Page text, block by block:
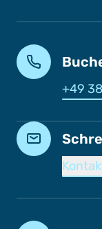
+49